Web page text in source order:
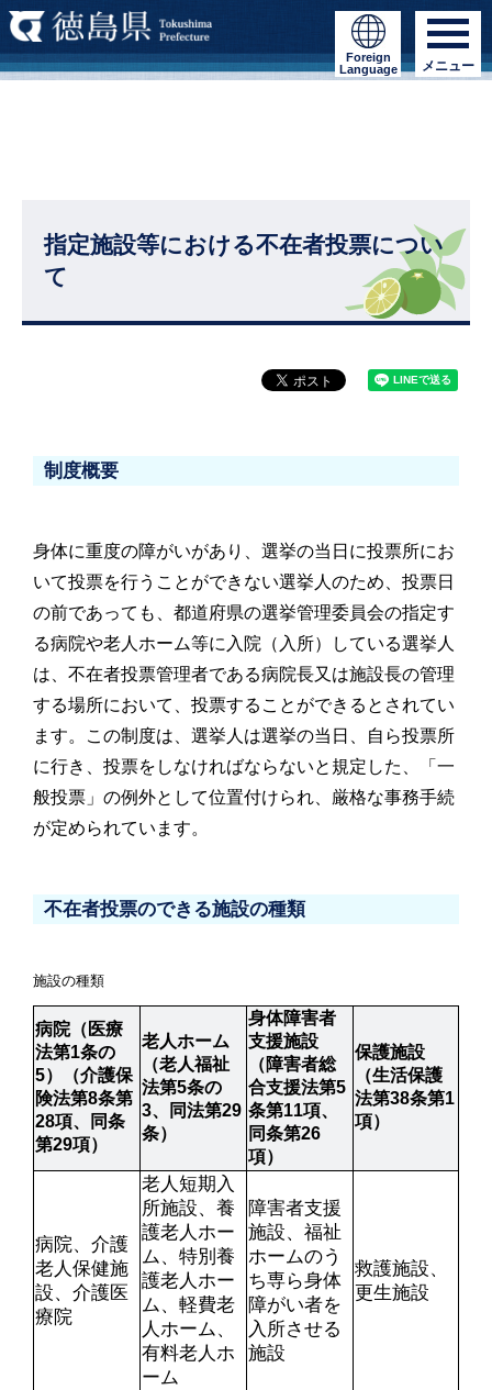
Foreign
Language
メニュー
指定施設等における不在者投票につい
て
制度概要
身体に重度の障がいがあり、選挙の当日に投票所にお
いて投票を行うことができない選挙人のため、投票日
の前であっても、都道府県の選挙管理委員会の指定す
る病院や老人ホーム等に入院（入所）している選挙人
は、不在者投票管理者である病院長又は施設長の管理
する場所において、投票することができるとされてい
ます。
この制度は、選挙人は選挙の当日、自ら投票所
に行き、投票をしなければならないと規定した、「一
般投票」の例外として位置付けられ、厳格な事務手続
が定められています。
不在者投票のできる施設の種類
施設の種類
病院（医療
法第1条の
5）（介護保
険法第8条第
28項、同条
第29項）
老人ホーム
（老人福祉
法第5条の
3、同法第29
条）
身体障害者
支援施設
（障害者総
合支援法第5
条第11項、
同条第26
項）
保護施設
（生活保護
法第38条第1
項）
病院、介護
老人保健施
設、介護医
療院
老人短期入
所施設、養
護老人ホー
ム、特別養
護老人ホー
ム、軽費老
人ホーム、
有料老人ホ
ーム
障害者支援
施設、福祉
ホームのう
ち専ら身体
障がい者を
入所させる
施設
救護施設、
更生施設